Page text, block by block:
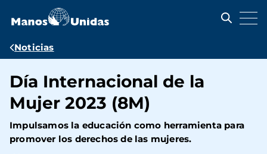
contenido
Ruta
navegación
Noticias
Día Internacional de la
Mujer 2023 (8M)
Impulsamos la educación como herramienta para
promover los derechos de las mujeres.